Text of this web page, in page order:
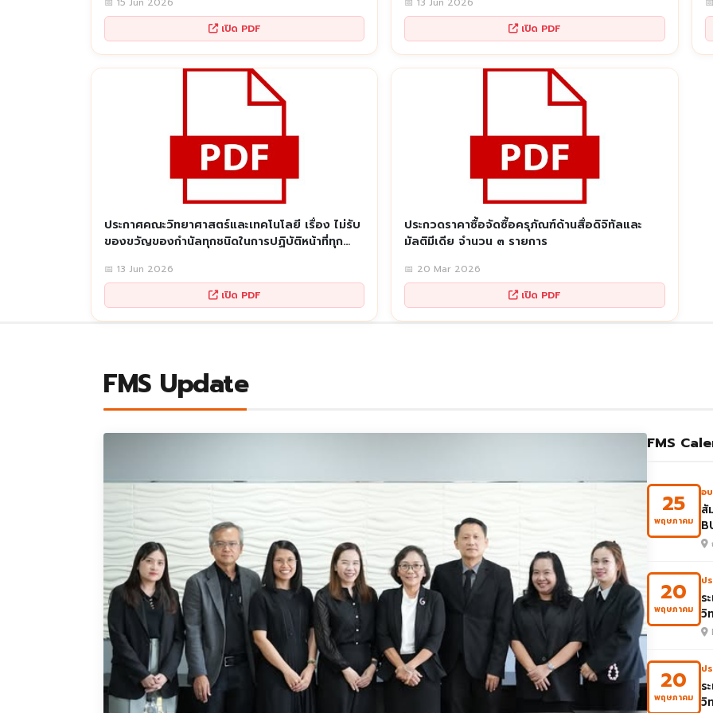
เปิด PDF
เปิด PDF
ประกาศคณะวิทยาศาสตร์และเทคโนโลยี เรื่อง ไม่รับ
ของขวัญของกำนัลทุกชนิดในการปฏิบัติหน้าที่ทุก
📅 13 Jun 2026
เปิด PDF
ประกวดราคาซื้อจัดซื้อครุภัณฑ์ด้านสื่อดิจิทัลและ
มัลติมีเดีย จำนวน ๓ รายการ
📅 20 Mar 2026
เปิด PDF
FMS Update
FMS
25
พฤษภาคม
อ
สั
20
พฤษภาคม
ป
ร
วิ
20
พฤษภาคม
ป
ร
วิ